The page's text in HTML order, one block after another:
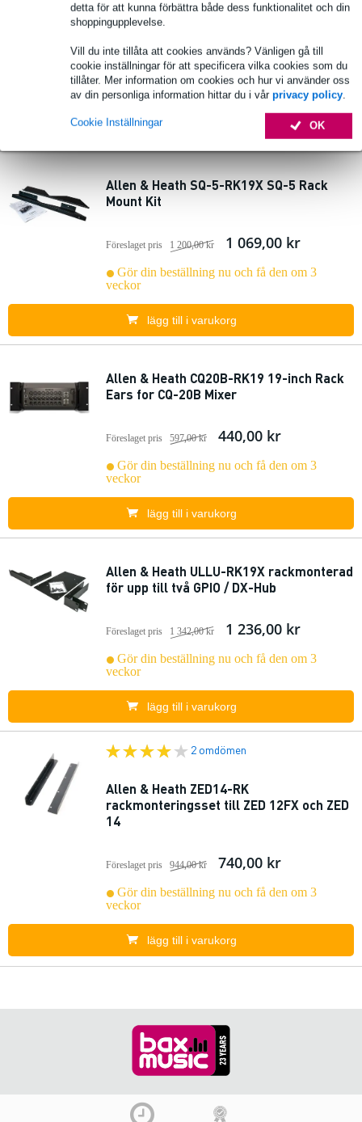
detta för att kunna förbättra både dess funktionalitet och din
shoppingupplevelse.
Vill du inte tillåta att cookies används? Vänligen gå till
cookie inställningar för att specificera vilka cookies som du
tillåter. Mer information om cookies och hur vi använder oss
av din personliga information hittar du i vår privacy policy.
OK
Cookie Inställningar
Allen & Heath DX012 rackmontering
Föreslaget pris 1 040,00 kr 1 031,00 kr
I lager
lägg till i varukorg
Allen & Heath SQ-5-RK19X SQ-5 Rack
Mount Kit
Föreslaget pris 1 200,00 kr 1 069,00 kr
Gör din beställning nu och få den om 3
veckor
lägg till i varukorg
Allen & Heath CQ20B-RK19 19-inch Rack
Ears for CQ-20B Mixer
Föreslaget pris 597,00 kr 440,00 kr
Gör din beställning nu och få den om 3
veckor
lägg till i varukorg
Allen & Heath ULLU-RK19X rackmonterad
för upp till två GPIO / DX-Hub
Föreslaget pris 1 342,00 kr 1 236,00 kr
Gör din beställning nu och få den om 3
veckor
lägg till i varukorg
2 omdömen
Allen & Heath ZED14-RK
rackmonteringsset till ZED 12FX och ZED
14
Föreslaget pris 944,00 kr 740,00 kr
Gör din beställning nu och få den om 3
veckor
lägg till i varukorg